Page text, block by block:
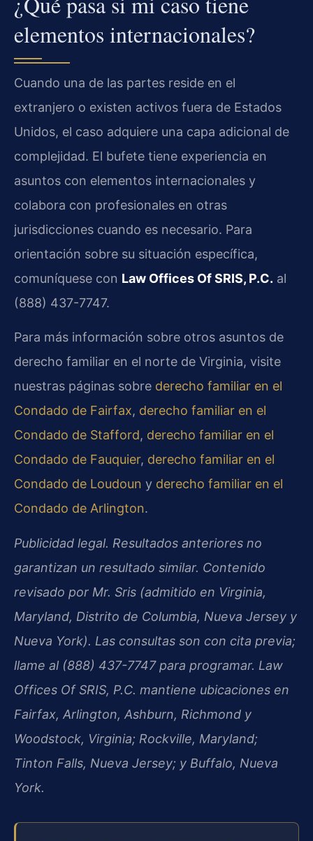
elementos internacionales?
Cuando una de las partes reside en el
extranjero o existen activos fuera de Estados
Unidos, el caso adquiere una capa adicional de
complejidad. El bufete tiene experiencia en
asuntos con elementos internacionales y
colabora con profesionales en otras
jurisdicciones cuando es necesario. Para
orientación sobre su situación específica,
comuníquese con Law Offices Of SRIS, P.C. al
(888) 437-7747.
Para más información sobre otros asuntos de
derecho familiar en el norte de Virginia, visite
nuestras páginas sobre derecho familiar en el
Condado de Fairfax, derecho familiar en el
Condado de Stafford, derecho familiar en el
Condado de Fauquier, derecho familiar en el
Condado de Loudoun y derecho familiar en el
Condado de Arlington.
Publicidad legal. Resultados anteriores no
garantizan un resultado similar. Contenido
revisado por Mr. Sris (admitido en Virginia,
Maryland, Distrito de Columbia, Nueva Jersey y
Nueva York). Las consultas son con cita previa;
llame al (888) 437-7747 para programar. Law
Offices Of SRIS, P.C. mantiene ubicaciones en
Fairfax, Arlington, Ashburn, Richmond y
Woodstock, Virginia; Rockville, Maryland;
Tinton Falls, Nueva Jersey; y Buffalo, Nueva
York.